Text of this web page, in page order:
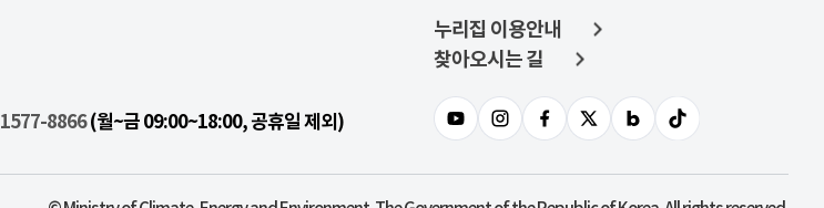
1577-8866(월~금 09:00~18:00, 공휴일 제외)
누리집 이용안내
찾아오시는 길